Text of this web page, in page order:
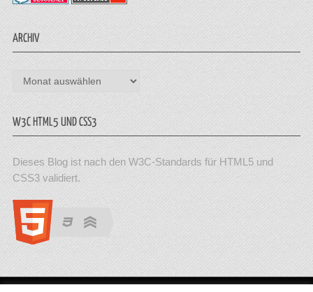
ARCHIV
Archiv
W3C HTML5 UND CSS3
Dieses Blog ist nach den W3C-Standards für HTML5 und
CSS3 validiert.